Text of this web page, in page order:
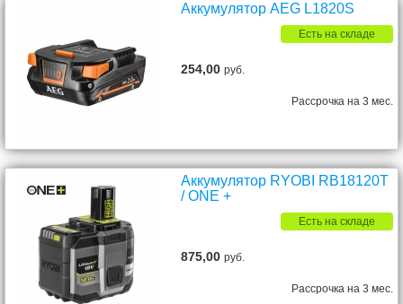
Аккумулятор AEG L1820S
Есть на складе
254,00руб.
Рассрочка на 3 мес.
Аккумулятор RYOBI RB18120T
/ ONE +
Есть на складе
875,00руб.
Рассрочка на 3 мес.